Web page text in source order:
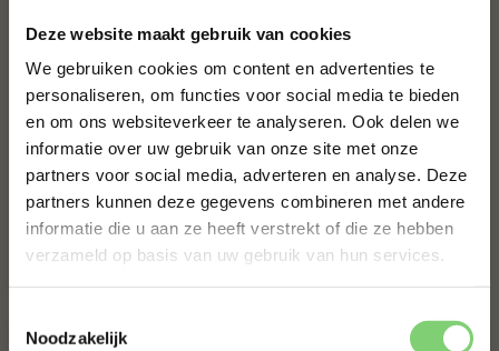
Deze website maakt gebruik van cookies
We gebruiken cookies om content en advertenties te
personaliseren, om functies voor social media te bieden
en om ons websiteverkeer te analyseren. Ook delen we
informatie over uw gebruik van onze site met onze
partners voor social media, adverteren en analyse. Deze
partners kunnen deze gegevens combineren met andere
informatie die u aan ze heeft verstrekt of die ze hebben
verzameld op basis van uw gebruik van hun services.
Noodzakelijk
Maminha Tierno
(11)
Procureur
(24)
10% korting op je
eerste bestelling*
Schrijf je in voor onze nieuwsbrief en ontvang direct
10% korting op jouw eerste bestelling.
VOORNAAM
ACHTERNAAM